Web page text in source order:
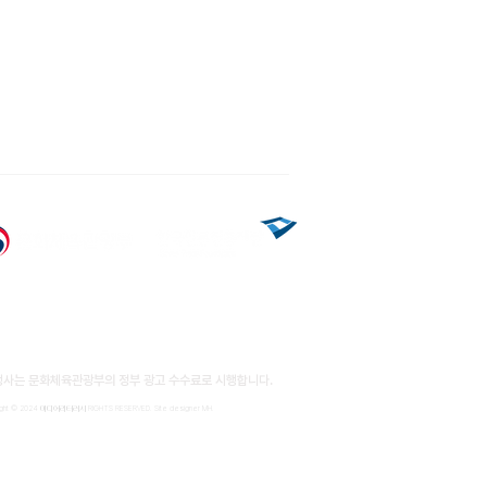
사는 문화체육관광부의 ​정부 광고 수수료로 시행합니다.
© 2024 미디어리터러시 RIGHTS RESERVED. Site designer MH.